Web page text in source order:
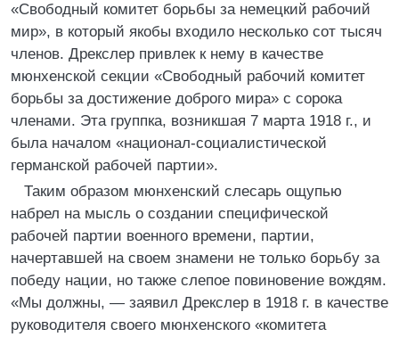
«Свободный комитет борьбы за немецкий рабочий
мир», в который якобы входило несколько сот тысяч
членов. Дрекслер привлек к нему в качестве
мюнхенской секции «Свободный рабочий комитет
борьбы за достижение доброго мира» с сорока
членами. Эта группка, возникшая 7 марта 1918 г., и
была началом «национал-социалистической
германской рабочей партии».
Таким образом мюнхенский слесарь ощупью
набрел на мысль о создании специфической
рабочей партии военного времени, партии,
начертавшей на своем знамени не только борьбу за
победу нации, но также слепое повиновение вождям.
«Мы должны, — заявил Дрекслер в 1918 г. в качестве
руководителя своего мюнхенского «комитета